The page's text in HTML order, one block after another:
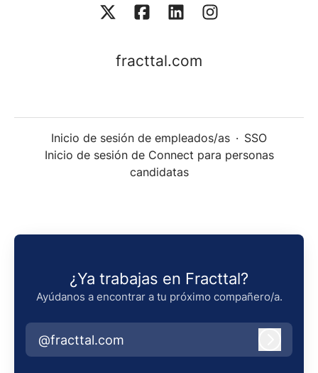
fracttal.com
Inicio de sesión de empleados/as · SSO
Inicio de sesión de Connect para personas
candidatas
¿Ya trabajas en Fracttal?
Ayúdanos a encontrar a tu próximo compañero/a.
@fracttal.com